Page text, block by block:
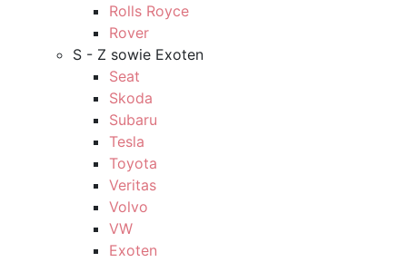
Rolls Royce
Rover
S - Z sowie Exoten
Seat
Skoda
Subaru
Tesla
Toyota
Veritas
Volvo
VW
Exoten